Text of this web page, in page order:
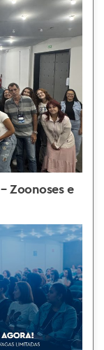
Zoonoses e